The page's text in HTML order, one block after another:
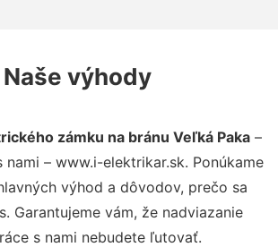
Naše výhody
zámku na bránu Veľká Paka –
– www.i-elektrikar.sk. Ponúkame
výhod a dôvodov, prečo sa
Garantujeme vám, že nadviazanie
s nami nebudete ľutovať.